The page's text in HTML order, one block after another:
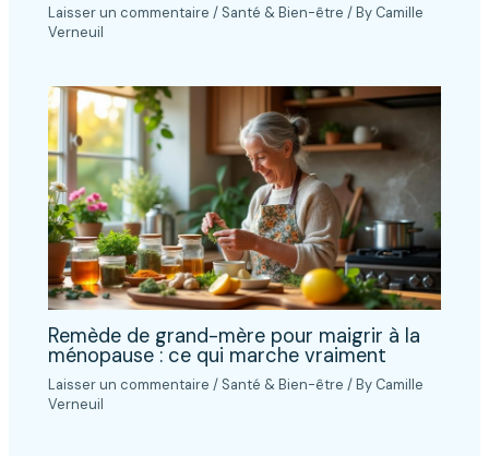
Laisser un commentaire / Santé & Bien-être / By Camille
Verneuil
Remède de grand-mère pour maigrir à la
ménopause : ce qui marche vraiment
Laisser un commentaire / Santé & Bien-être / By Camille
Verneuil